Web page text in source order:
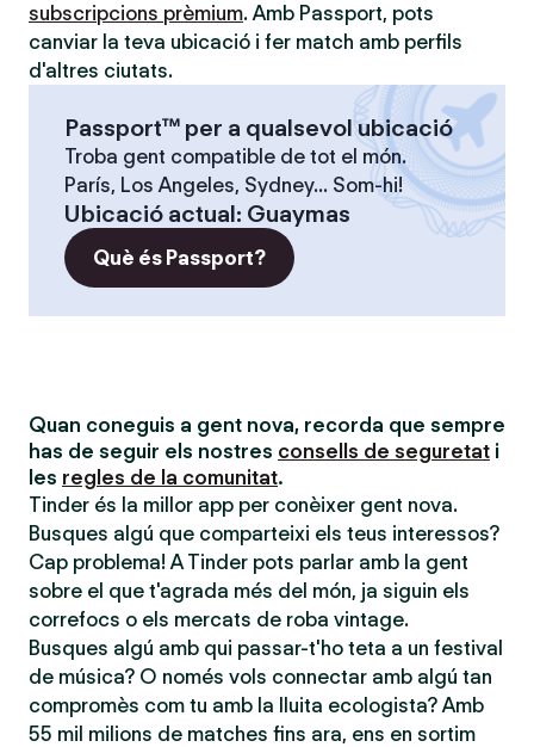
subscripcions prèmium. Amb Passport, pots
canviar la teva ubicació i fer match amb perfils
d'altres ciutats.
Passport™ per a qualsevol ubicació
Troba gent compatible de tot el món.
París, Los Angeles, Sydney... Som-hi!
Ubicació actual: Guaymas
Què és Passport?
Quan coneguis a gent nova, recorda que sempre
has de seguir els nostres consells de seguretat i
les regles de la comunitat.
Tinder és la millor app per conèixer gent nova.
Busques algú que comparteixi els teus interessos?
Cap problema! A Tinder pots parlar amb la gent
sobre el que t'agrada més del món, ja siguin els
correfocs o els mercats de roba vintage.
Busques algú amb qui passar-t'ho teta a un festival
de música? O només vols connectar amb algú tan
compromès com tu amb la lluita ecologista? Amb
55 mil milions de matches fins ara, ens en sortim